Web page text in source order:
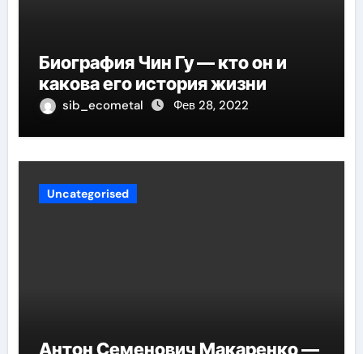
Биография Чин Гу — кто он и
какова его история жизни
sib_ecometal Фев 28, 2022
Uncategorised
Антон Семенович Макаренко —